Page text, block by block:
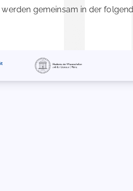
werden gemeinsam in der